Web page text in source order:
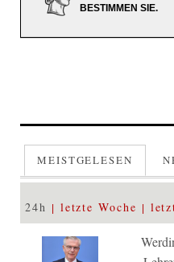
BESTIMMEN SIE.
MEISTGELESEN
24h letzte Woche